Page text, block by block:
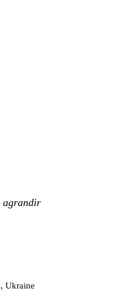
agrandir
Ukraine